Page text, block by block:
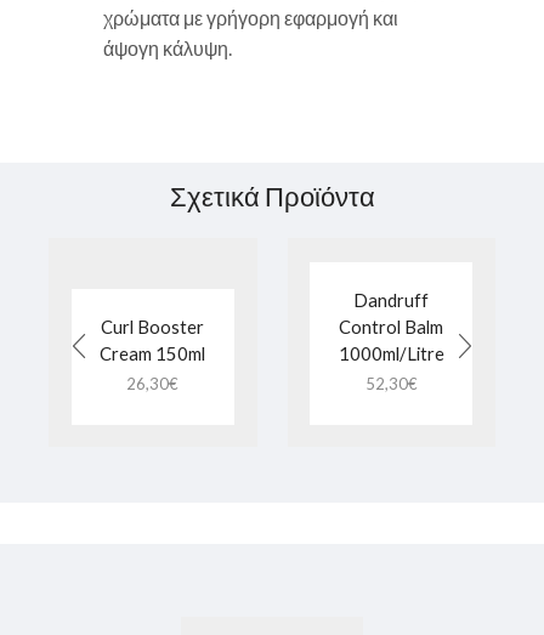
χρώματα με γρήγορη εφαρμογή και
άψογη κάλυψη.
Σχετικά Προϊόντα
Curl Booster
Cream 150ml
26,30€
Dandruff
Control Balm
1000ml/Litre
52,30€